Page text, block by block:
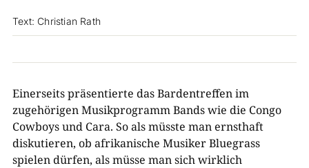
Text: Christian Rath
Einerseits präsentierte das Bardentreffen im
zugehörigen Musikprogramm Bands wie die Congo
Cowboys und Cara. So als müsste man ernsthaft
diskutieren, ob afrikanische Musiker Bluegrass
spielen dürfen, als müsse man sich wirklich